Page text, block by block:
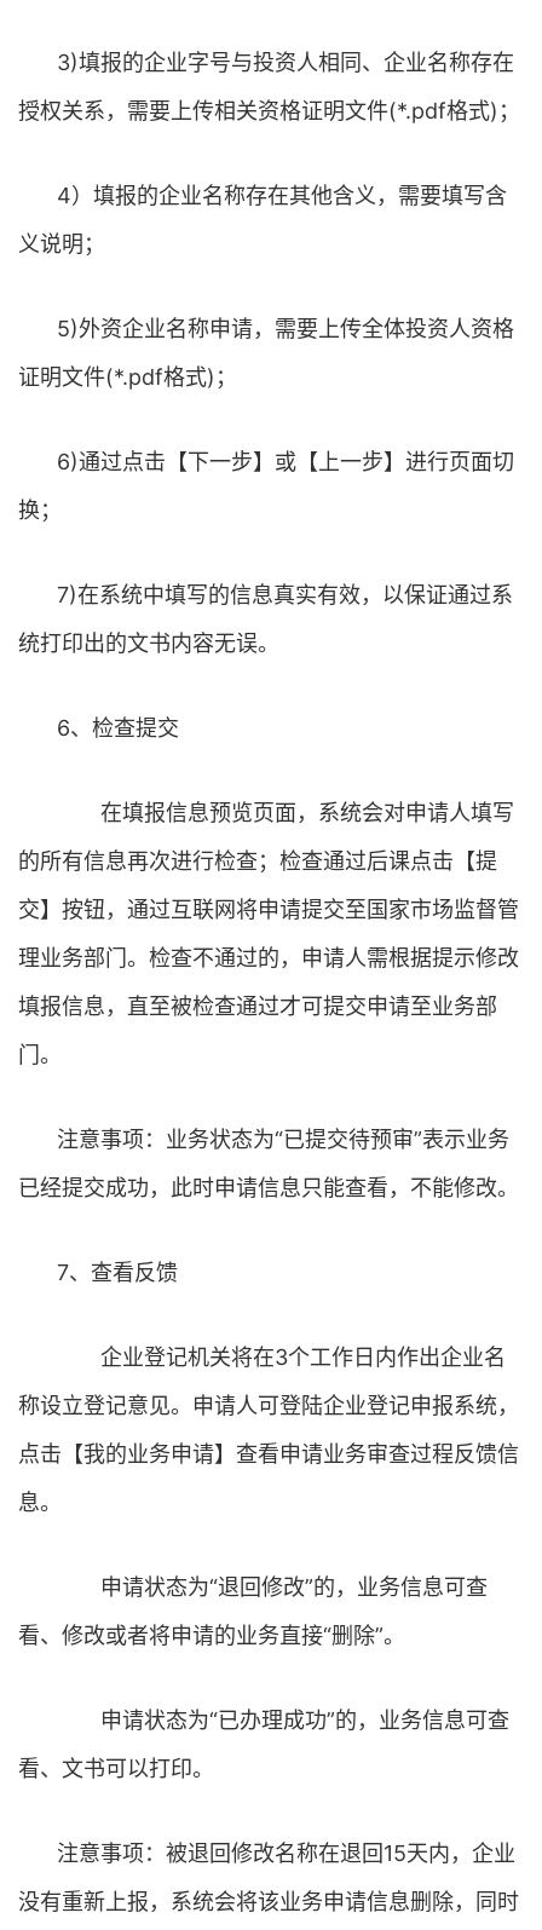
3)填报的企业字号与投资人相同、企业名称存在
授权关系，需要上传相关资格证明文件(*.pdf格式)；
4）填报的企业名称存在其他含义，需要填写含
义说明；
5)外资企业名称申请，需要上传全体投资人资格
证明文件(*.pdf格式)；
6)通过点击【下一步】或【上一步】进行页面切
换；
7)在系统中填写的信息真实有效，以保证通过系
统打印出的文书内容无误。
6、检查提交
在填报信息预览页面，系统会对申请人填写
的所有信息再次进行检查；检查通过后课点击【提
交】按钮，通过互联网将申请提交至国家市场监督管
理业务部门。检查不通过的，申请人需根据提示修改
填报信息，直至被检查通过才可提交申请至业务部
门。
注意事项：业务状态为“已提交待预审”表示业务
已经提交成功，此时申请信息只能查看，不能修改。
7、查看反馈
企业登记机关将在3个工作日内作出企业名
称设立登记意见。申请人可登陆企业登记申报系统，
点击【我的业务申请】查看申请业务审查过程反馈信
息。
申请状态为“退回修改”的，业务信息可查
看、修改或者将申请的业务直接“删除”。
申请状态为“已办理成功”的，业务信息可查
看、文书可以打印。
注意事项：被退回修改名称在退回15天内，企业
没有重新上报，系统会将该业务申请信息删除，同时